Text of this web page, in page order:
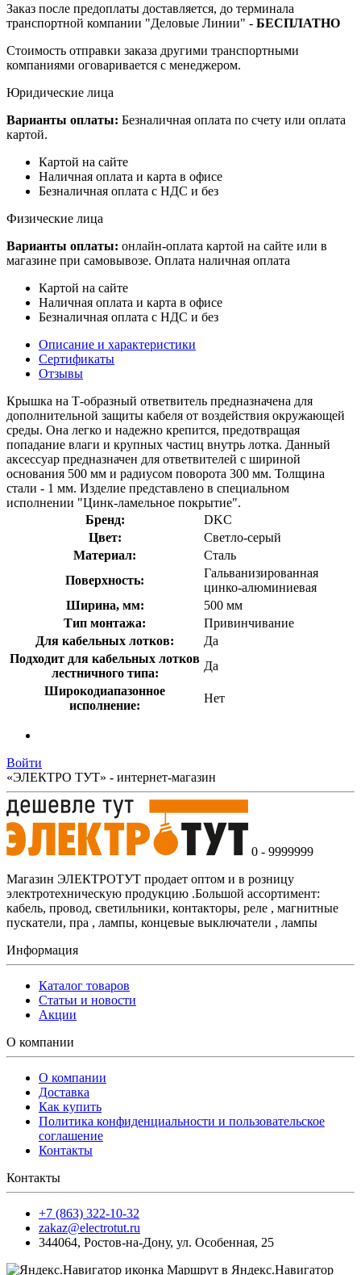
Заказ после предоплаты доставляется, до терминала
транспортной компании "Деловые Линии" - БЕСПЛАТНО
Стоимость отправки заказа другими транспортными
компаниями оговаривается с менеджером.
Юридические лица
Варианты оплаты: Безналичная оплата по счету или оплата
картой.
Картой на сайте
Наличная оплата и карта в офисе
Безналичная оплата с НДС и без
Физические лица
Варианты оплаты: онлайн-оплата картой на сайте или в
магазине при самовывозе. Оплата наличная оплата
Картой на сайте
Наличная оплата и карта в офисе
Безналичная оплата с НДС и без
Описание и характеристики
Сертификаты
Отзывы
Крышка на Т-образный ответвитель предназначена для
дополнительной защиты кабеля от воздействия окружающей
среды. Она легко и надежно крепится, предотвращая
попадание влаги и крупных частиц внутрь лотка. Данный
аксессуар предназначен для ответвителей с шириной
основания 500 мм и радиусом поворота 300 мм. Толщина
стали - 1 мм. Изделие представлено в специальном
исполнении "Цинк-ламельное покрытие".
Бренд:
DKC
Цвет:
Светло-серый
Материал:
Сталь
Поверхность:
Гальванизированная
цинко-алюминиевая
Ширина, мм:
500 мм
Тип монтажа:
Привинчивание
Для кабельных лотков:
Да
Подходит для кабельных лотков
лестничного типа:
Да
Широкодиапазонное
исполнение:
Нет
Войти
«ЭЛЕКТРО ТУТ» - интернет-магазин
0 - 9999999
Магазин ЭЛЕКТРОТУТ продает оптом и в розницу
электротехническую продукцию .Большой ассортимент:
кабель, провод, светильники, контакторы, реле , магнитные
пускатели, пра , лампы, концевые выключатели , лампы
Информация
Каталог товаров
Статьи и новости
Акции
О компании
О компании
Доставка
Как купить
Политика конфиденциальности и пользовательское
соглашение
Контакты
Контакты
+7 (863) 322-10-32
zakaz@electrotut.ru
344064, Ростов-на-Дону, ул. Особенная, 25
Маршрут в Яндекс.Навигатор